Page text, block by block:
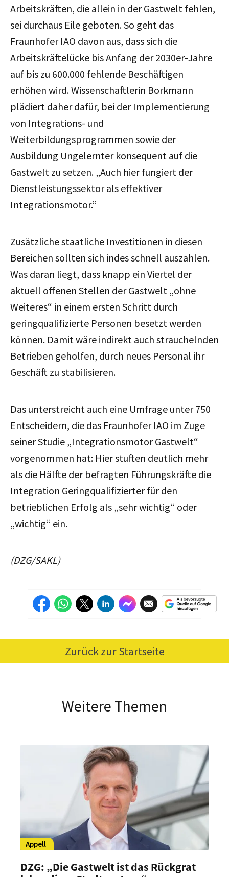
Arbeitskräften, die allein in der Gastwelt fehlen,
sei durchaus Eile geboten. So geht das
Fraunhofer IAO davon aus, dass sich die
Arbeitskräftelücke bis Anfang der 2030er-Jahre
auf bis zu 600.000 fehlende Beschäftigen
erhöhen wird. Wissenschaftlerin Borkmann
plädiert daher dafür, bei der Implementierung
von Integrations- und
Weiterbildungsprogrammen sowie der
Ausbildung Ungelernter konsequent auf die
Gastwelt zu setzen. „Auch hier fungiert der
Dienstleistungssektor als effektiver
Integrationsmotor.“
Zusätzliche staatliche Investitionen in diesen
Bereichen sollten sich indes schnell auszahlen.
Was daran liegt, dass knapp ein Viertel der
aktuell offenen Stellen der Gastwelt „ohne
Weiteres“ in einem ersten Schritt durch
geringqualifizierte Personen besetzt werden
können. Damit wäre indirekt auch strauchelnden
Betrieben geholfen, durch neues Personal ihr
Geschäft zu stabilisieren.
Das unterstreicht auch eine Umfrage unter 750
Entscheidern, die das Fraunhofer IAO im Zuge
seiner Studie „Integrationsmotor Gastwelt“
vorgenommen hat: Hier stuften deutlich mehr
als die Hälfte der befragten Führungskräfte die
Integration Geringqualifizierter für den
betrieblichen Erfolg als „sehr wichtig“ oder
„wichtig“ ein.
(DZG/SAKL)
Zurück zur Startseite
Weitere Themen
Appell
DZG: „Die Gastwelt ist das Rückgrat